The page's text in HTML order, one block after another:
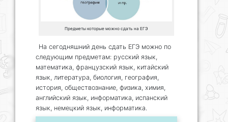
Предметы которые можно сдать на ЕГЭ
На сегодняшний день сдать ЕГЭ можно по
следующим предметам: русский язык,
математика, французский язык, китайский
язык, литература, биология, география,
история, обществознание, физика, химия,
английский язык, информатика, испанский
язык, немецкий язык, информатика.